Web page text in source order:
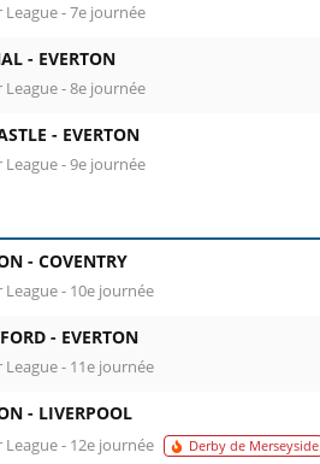
League - 7e journée
- EVERTON
League - 8e journée
- EVERTON
League - 9e journée
- COVENTRY
League - 10e journée
- EVERTON
League - 11e journée
- LIVERPOOL
League - 12e journée Derby de Merseyside